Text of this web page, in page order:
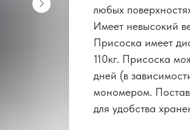
любых
Имеет невысокий
Присоска имеет
110кг. Присоска
дней (в
мономером.
для удобства